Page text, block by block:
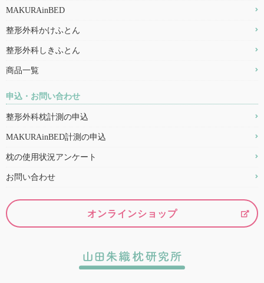
MAKURAinBED
整形外科かけふとん
整形外科しきふとん
商品一覧
申込・お問い合わせ
整形外科枕計測の申込
MAKURAinBED計測の申込
枕の使用状況アンケート
お問い合わせ
オンラインショップ